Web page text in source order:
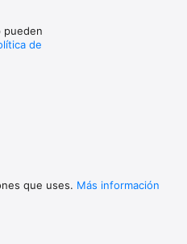
pueden
de
que uses. Más información